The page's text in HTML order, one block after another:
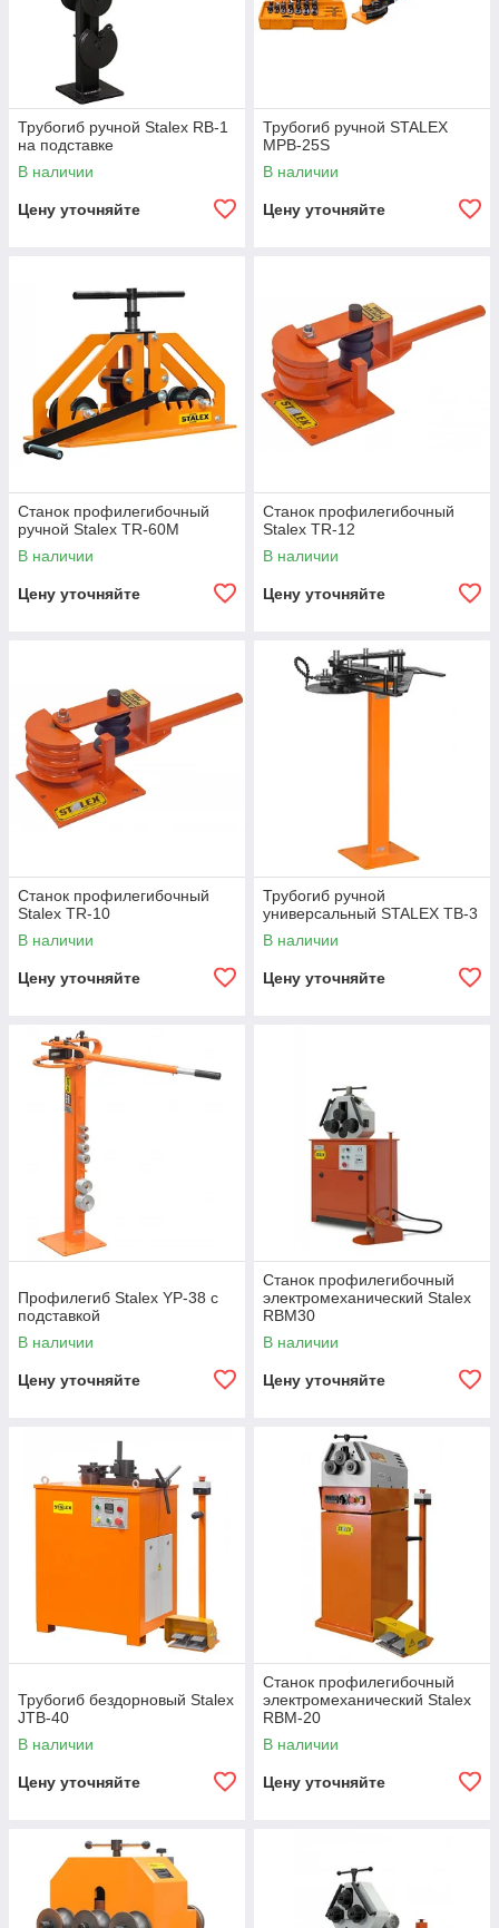
Трубогиб ручной Stalex RB-1
на подставке
В наличии
Цену уточняйте
Трубогиб ручной STALEX
MPB-25S
В наличии
Цену уточняйте
Станок профилегибочный
ручной Stalex TR-60M
В наличии
Цену уточняйте
Станок профилегибочный
Stalex TR-12
В наличии
Цену уточняйте
Станок профилегибочный
Stalex TR-10
В наличии
Цену уточняйте
Трубогиб ручной
универсальный STALEX TB-3
В наличии
Цену уточняйте
Профилегиб Stalex YP-38 с
подставкой
В наличии
Цену уточняйте
Станок профилегибочный
электромеханический Stalex
RBM30
В наличии
Цену уточняйте
Трубогиб бездорновый Stalex
JTB-40
В наличии
Цену уточняйте
Станок профилегибочный
электромеханический Stalex
RBM-20
В наличии
Цену уточняйте